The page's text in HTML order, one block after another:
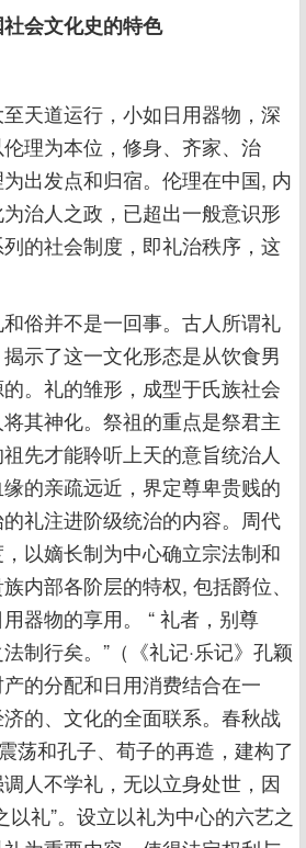
会文化史的特色
天道运行，小如日用器物，深
理为本位，修身、齐家、治
出发点和归宿。伦理在中国, 内
治人之政，已超出一般意识形
的社会制度，即礼治秩序，这
俗并不是一回事。古人所谓礼
示了这一文化形态是从饮食男
。礼的雏形，成型于氏族社会
其神化。祭祖的重点是祭君主
先才能聆听上天的意旨统治人
的亲疏远近，界定尊卑贵贱的
礼注进阶级统治的内容。周代
以嫡长制为中心确立宗法制和
内部各阶层的特权, 包括爵位、
器物的享用。 “ 礼者，别尊
制行矣。”（《礼记·乐记》孔颖
的分配和日用消费结合在一
的、文化的全面联系。春秋战
荡和孔子、荀子的再造，建构了
人不学礼，无以立身处世，因
以礼”。设立以礼为中心的六艺之